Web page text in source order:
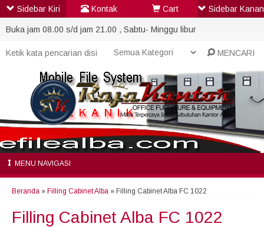
Buka jam 08.00 s/d jam 21.00 , Sabtu- Minggu libur
MENCARI
MENU NAVIGASI
Beranda » Filling Cabinet Alba » Filling Cabinet Alba FC 1022
Filling Cabinet Alba FC 1022
Sidebar Kiri Kontak Cart Sidebar Kanan